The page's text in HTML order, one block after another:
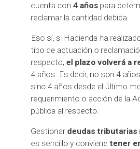
cuenta con 4 años para
reclamar la cantidad debida.
Eso sí, si Hacienda ha
tipo de actuación o
respecto, el plazo volverá a
4 años. Es decir, no son 4
sino 4 años desde el último
requerimiento o acción de la
pública al respecto.
Gestionar deudas tributarias
es sencillo y conviene tener